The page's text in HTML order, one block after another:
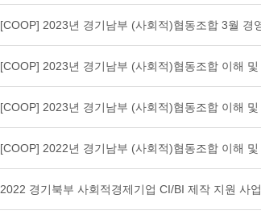
[COOP] 2023년 경기남부 (사회적)협동조합 3월 경
[COOP] 2023년 경기남부 (사회적)협동조합 이해
[COOP] 2023년 경기남부 (사회적)협동조합 이해
[COOP] 2022년 경기남부 (사회적)협동조합 이해
2022 경기북부 사회적경제기업 CI/BI 제작 지원 사